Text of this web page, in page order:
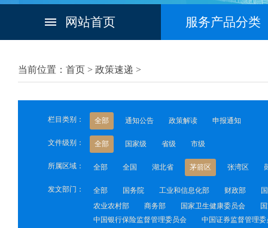
网站首页 服务产品分类
当前位置：首页 > 政策速递 >
栏目类别： 全部 通知公告 政策解读 申报通知
文件级别： 全部 国家级 省级 市级
所属区域： 全部 全国 湖北省 茅箭区 张湾区
发文部门： 全部 国务院 工业和信息化部 财政部
农业农村部
商务部 国家卫生健康委员会
中国银行保险监督管理委员会
中国证券监督管理委